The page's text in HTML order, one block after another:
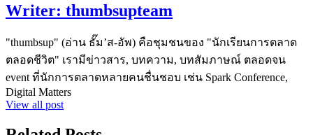
Writer: thumbsupteam
"thumbsup" (อ่าน ธั๊ม’ส-อัพ) คือชุมชนของ "นักเรียนการตลาด
ตลอดชีวิต" เรามีข่าวสาร, บทความ, บทสัมภาษณ์ ตลอดจน
event ที่นักการตลาดหลายคนชื่นชอบ เช่น Spark Conference,
Digital Matters
View all post